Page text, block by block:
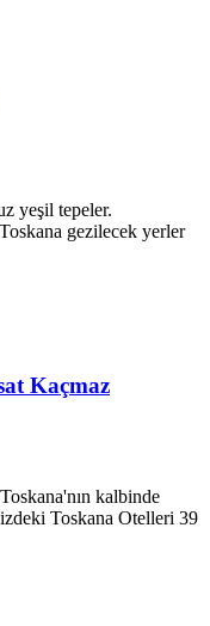
yeşil tepeler.
gezilecek yerler
Kaçmaz
kalbinde
Toskana Otelleri 39